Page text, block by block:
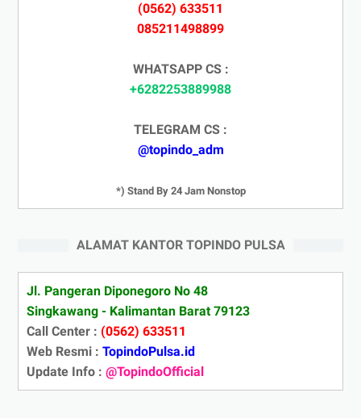
(0562) 633511
085211498899
WHATSAPP CS :
+6282253889988
TELEGRAM CS :
@topindo_adm
*) Stand By 24 Jam Nonstop
ALAMAT KANTOR TOPINDO PULSA
Jl. Pangeran Diponegoro No 48
Singkawang - Kalimantan Barat 79123
Call Center : (0562) 633511
Web Resmi : TopindoPulsa.id
Update Info : @TopindoOfficial